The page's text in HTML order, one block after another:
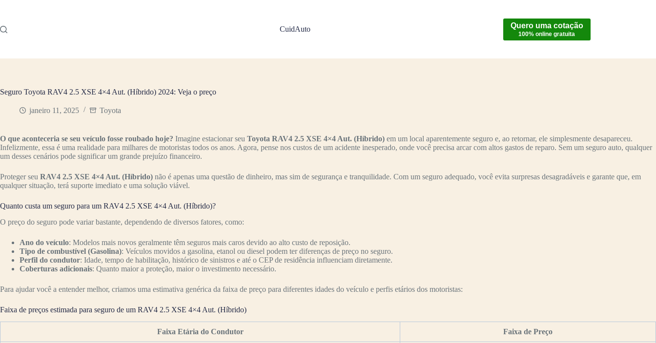
conteúdo
CuidAuto Quero uma cotação
100% online gratuita
Seguro Toyota RAV4 2.5 XSE 4×4 Aut. (Híbrido) 2024: Veja o preço
janeiro 11, 2025 Toyota
O que aconteceria se seu veículo fosse roubado hoje? Imagine estacionar seu Toyota RAV4 2.5 XSE 4×4 Aut. (Híbrido) em um local aparentemente seguro e, ao retornar, ele simplesmente desapareceu.
Infelizmente, essa é uma realidade para milhares de motoristas todos os anos. Agora, pense nos custos de um acidente inesperado, onde você precisa arcar com altos gastos de reparo. Sem um seguro auto, qualquer
um desses cenários pode significar um grande prejuízo financeiro.
Proteger seu RAV4 2.5 XSE 4×4 Aut. (Híbrido) não é apenas uma questão de dinheiro, mas sim de segurança e tranquilidade. Com um seguro adequado, você evita surpresas desagradáveis e garante que, em
qualquer situação, terá suporte imediato e uma solução viável.
Quanto custa um seguro para um RAV4 2.5 XSE 4×4 Aut. (Híbrido)?
O preço do seguro pode variar bastante, dependendo de diversos fatores, como:
Ano do veículo: Modelos mais novos geralmente têm seguros mais caros devido ao alto custo de reposição.
Tipo de combustível (Gasolina): Veículos movidos a gasolina, etanol ou diesel podem ter diferenças de preço no seguro.
Perfil do condutor: Idade, tempo de habilitação, histórico de sinistros e até o CEP de residência influenciam diretamente.
Coberturas adicionais: Quanto maior a proteção, maior o investimento necessário.
Para ajudar você a entender melhor, criamos uma estimativa genérica da faixa de preço para diferentes idades do veículo e perfis etários dos motoristas:
Faixa de preços estimada para seguro de um RAV4 2.5 XSE 4×4 Aut. (Híbrido)
Faixa Etária do Condutor Faixa de Preço